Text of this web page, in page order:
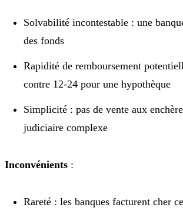
Solvabilité incontestable : une
des fonds
Rapidité de remboursement
contre 12-24 pour une hypothèque
Simplicité : pas de vente aux
judiciaire complexe
Inconvénients :
Rareté : les banques facturent cher